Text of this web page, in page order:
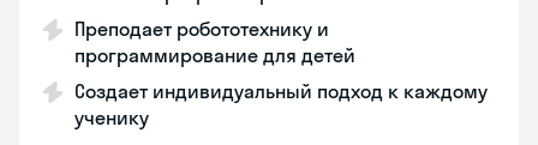
Преподает робототехнику и
программирование для детей
Создает индивидуальный подход к каждому
ученику